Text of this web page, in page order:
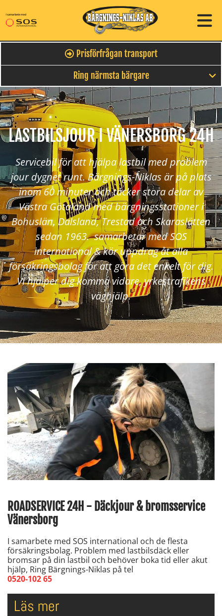
Prisförfrågan transport
Ring närmsta bärgare
LASTBILSJOUR I VÄNERSBORG 24H
Servicebil för att hjälpa lastbil med problem
jour dygnet runt. Bärgnings-Niklas är på plats
inom 60 minuter och täcker stora delar av
Västra Götaland med bärgningsstationer i
Bohuslän, Dalsland, Trestad och Skaraslätten
sedan 1963. samarbetar med SOS
international & kör uppdrag åt alla
försäkringsbolag för att göra det enkelt för dig.
Vi hjälper dig komma vidare, yrkestrafikens
väghjälp.
ROADSERVICE 24H - Däckjour & bromsservice
Vänersborg
I samarbete med SOS international och de flesta
försäkringsbolag. Problem med lastbilsdäck eller
bromsar på din lastbil och behöver boka tid eller akut
hjälp, Ring Bärgnings-Niklas på tel
0520-102 65
Läs mer